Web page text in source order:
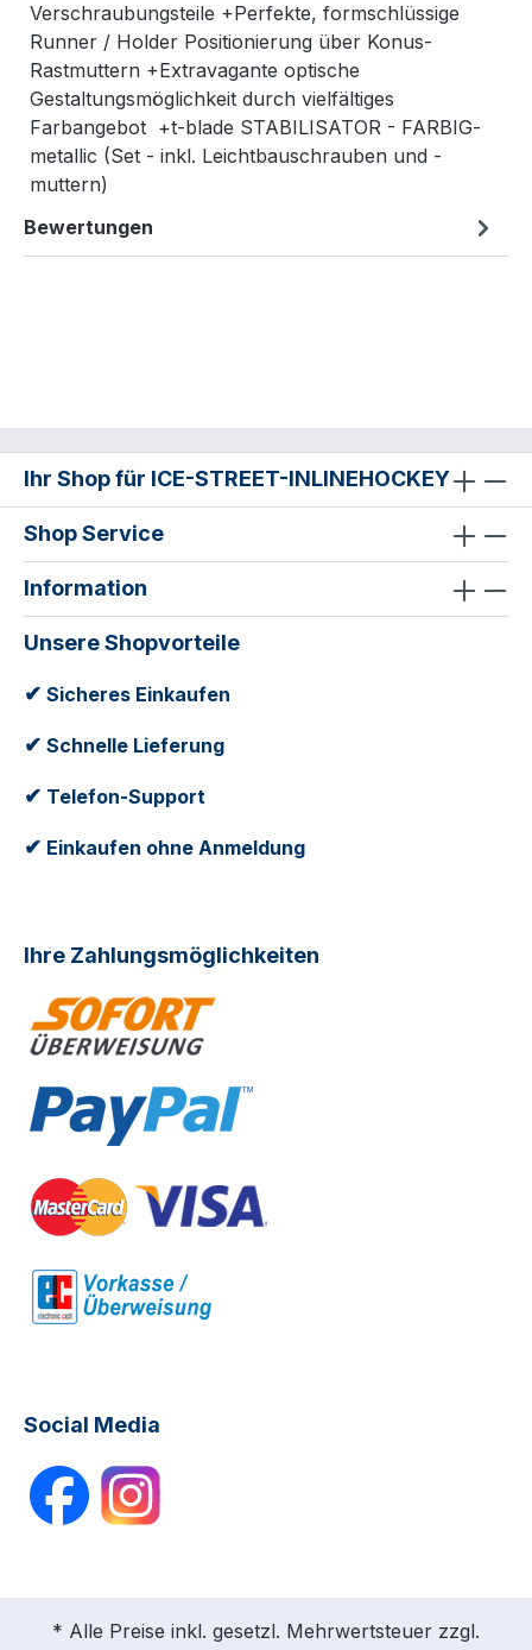
Verschraubungsteile +Perfekte, formschlüssige
Runner / Holder Positionierung über Konus-
Rastmuttern +Extravagante optische
Gestaltungsmöglichkeit durch vielfältiges
Farbangebot +t-blade STABILISATOR - FARBIG-
metallic (Set - inkl. Leichtbauschrauben und -
muttern)
Bewertungen
Ihr Shop für ICE-STREET-INLINEHOCKEY
Shop Service
Information
Unsere Shopvorteile
✔ Sicheres Einkaufen
✔ Schnelle Lieferung
✔ Telefon-Support
✔ Einkaufen ohne Anmeldung
Ihre Zahlungsmöglichkeiten
Social Media
* Alle Preise inkl. gesetzl. Mehrwertsteuer zzgl.